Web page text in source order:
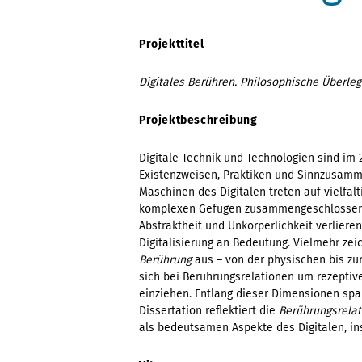
Projekttitel
Digitales Berühren. Philosophische
Projektbeschreibung
Digitale Technik und Technologien sind
Existenzweisen, Praktiken und
Maschinen des Digitalen treten auf
komplexen Gefügen
Abstraktheit und Unkörperlichkeit
Digitalisierung an Bedeutung. Vielmehr
Berührungaus – von der physischen bis
sich bei Berührungsrelationen um
einziehen. Entlang dieser Dimensionen
Dissertation reflektiert die
als bedeutsamen Aspekte des Digitalen,